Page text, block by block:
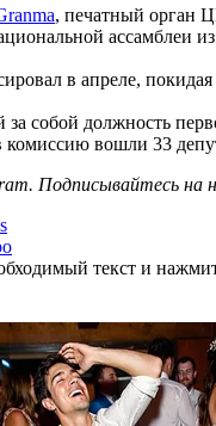
, печатный орган
ассамблеи
в апреле, покидая
собой должность
вошли 33
Подписывайтесь на
текст и